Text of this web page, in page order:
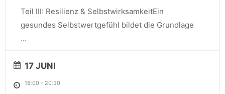
Teil III: Resilienz & SelbstwirksamkeitEin
gesundes Selbstwertgefühl bildet die Grundlage
...
17 JUNI
18:00 - 20:30